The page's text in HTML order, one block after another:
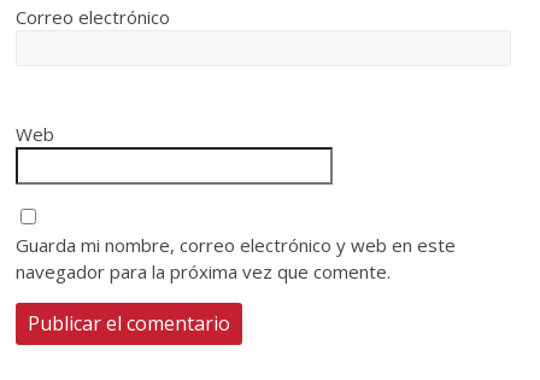
Correo electrónico
Web
Guarda mi nombre, correo electrónico y web en este
navegador para la próxima vez que comente.